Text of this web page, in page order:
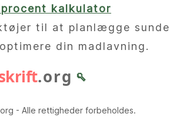
kalkulator
til at planlægge sunde
din madlavning.
.org 🥄
- Alle rettigheder forbeholdes.